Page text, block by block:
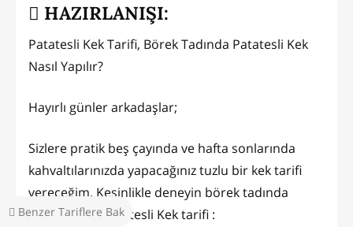
Benzer Tariflere Bak
HAZIRLANIŞI:
Patatesli Kek Tarifi, Börek Tadında Patatesli Kek
Nasıl Yapılır?
Hayırlı günler arkadaşlar;
Sizlere pratik beş çayında ve hafta sonlarında
kahvaltılarınızda yapacağınız tuzlu bir kek tarifi
vereceğim. Kesinlikle deneyin börek tadında
oluyor. 😊👌 Patatesli Kek tarifi :